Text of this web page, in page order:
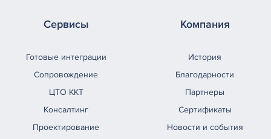
Сервисы
Готовые интеграции
Сопровождение
ЦТО ККТ
Консалтинг
Проектирование
Компания
История
Благодарности
Партнеры
Сертификаты
Новости и события